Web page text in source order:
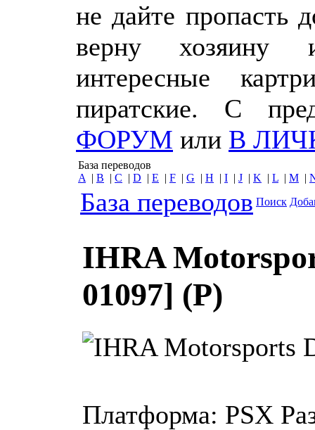
не дайте пропасть
верну хозяину
интересные
пиратские. С
ФОРУМ или В
База переводов
A | B | C | D | E | F | G | H | I | J | K | L | M |
База переводов Поиск
IHRA
01097] (P)
Платформа: PSX